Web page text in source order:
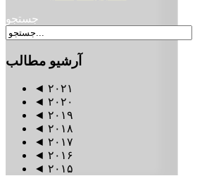
جستجو
آرشیو مطالب
◄ ۲۰۲۱
◄ ۲۰۲۰
◄ ۲۰۱۹
◄ ۲۰۱۸
◄ ۲۰۱۷
◄ ۲۰۱۶
◄ ۲۰۱۵